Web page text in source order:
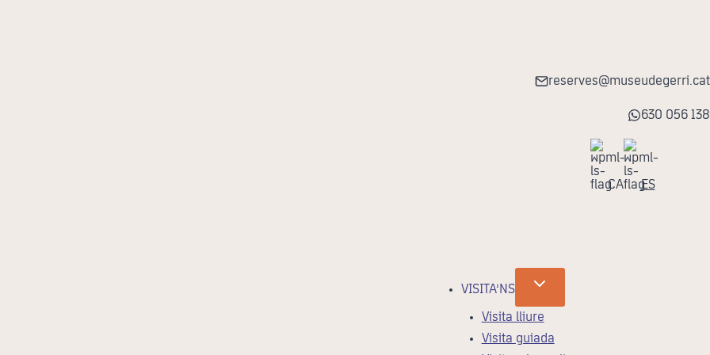
reserves@museudegerri.cat
630 056 138
CA ES
VISITA’NS
Visita lliure
Visita guiada